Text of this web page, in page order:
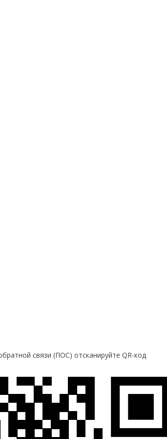
связи (ПОС) отсканируйте QR-код